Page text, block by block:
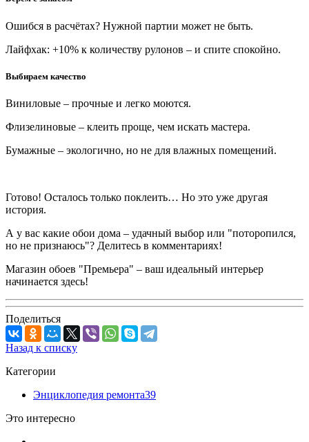
Ошибся в расчётах? Нужной партии может не быть.
Лайфхак: +10% к количеству рулонов – и спите спокойно.
Выбираем качество
Виниловые – прочные и легко моются.
Флизелиновые – клеить проще, чем искать мастера.
Бумажные – экологично, но не для влажных помещений.
Готово! Осталось только поклеить… Но это уже другая
история.
А у вас какие обои дома – удачный выбор или "поторопился,
но не признаюсь"? Делитесь в комментариях!
Магазин обоев "Премьера" – ваш идеальный интерьер
начинается здесь!
Поделиться
Назад к списку
Категории
Энциклопедия ремонта39
Это интересно